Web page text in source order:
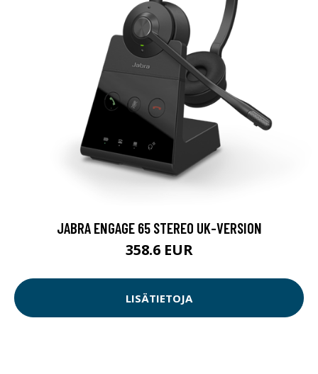
JABRA ENGAGE 65 STEREO UK-VERSION
358.6 EUR
LISÄTIETOJA